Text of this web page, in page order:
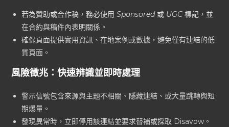
若為贊助或合作稿，務必使用Sponsored或 UGC 標記，並
在合約與稿件內表明關係。
確保頁面提供實用資訊、在地案例或數據，避免僅有連結的低
質頁面。
風險徵兆：快速辨識並即時處理
警示信號包含來源與主題不相關、隱藏連結、或大量跳轉與短
期爆量。
發現異常時，立即停用該連結並要求替補或採取 Disavow。